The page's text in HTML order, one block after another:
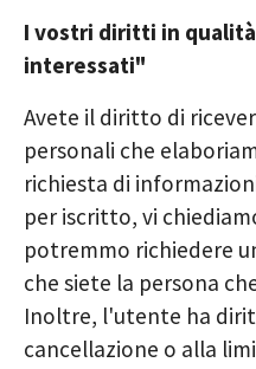
I vostri diritti in
interessati"
Avete il diritto di
personali che
richiesta di
per iscritto, vi
potremmo richiedere
che siete la persona
Inoltre, l'utente ha
cancellazione o alla